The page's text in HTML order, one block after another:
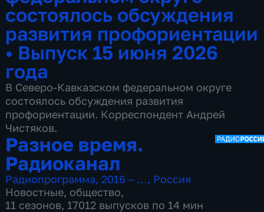
состоялось обсуждения
развития профориентации
• Выпуск 15 июня 2026
года
В Северо-Кавказском федеральном округе
состоялось обсуждения развития
профориентации. Корреспондент Андрей
Чистяков.
Разное время.
Радиоканал
Радиопрограмма,2016 – …, Россия
Новостные, общество,
11 сезонов, 17012 выпусков по 14 мин